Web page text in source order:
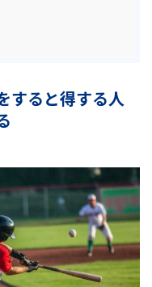
すると得する人